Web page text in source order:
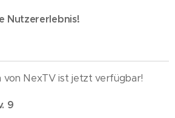
Nutzererlebnis!
von NexTV ist jetzt verfügbar!
9